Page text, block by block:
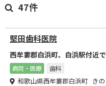
47件
堅田歯科医院
西牟婁郡白浜町、白浜駅付近
病院・医療 歯科
和歌山県西牟婁郡白浜町 き